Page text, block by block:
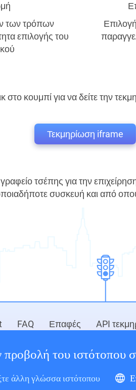
των τρόπων
επιλογής του
στο κουμπί για να δείτε την
Τεκμηρίωση iframe
τσέπης για την
συσκευή και από
FAQ Επαφές API
προβολή του ιστότοπου
άλλη γλώσσα ιστότοπου